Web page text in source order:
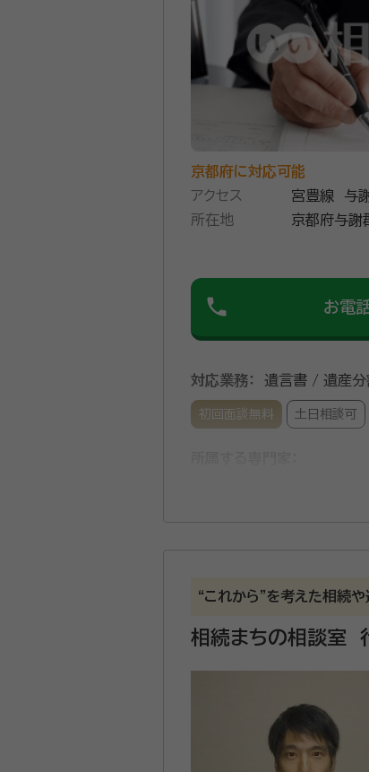
依頼とは直接関係のない土
良い関係ができたと思ってい
遺言書の作成や遺産分割協議
めるためのお手伝いをさせて
行政書士
京都府行政書士会
京都府に対応可能
アクセス
宮豊線 与
所在地
京都府与謝
phone お電
対応業務： 遺言書 / 遺産
初回面談無料 土日相談可
“これから”を考えた相続
相続まちの相談室